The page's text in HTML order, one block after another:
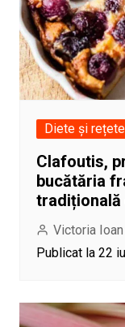
Diete și rețete
Clafoutis,
bucătăria
tradițională
Victoria Ioan
Publicat la 22